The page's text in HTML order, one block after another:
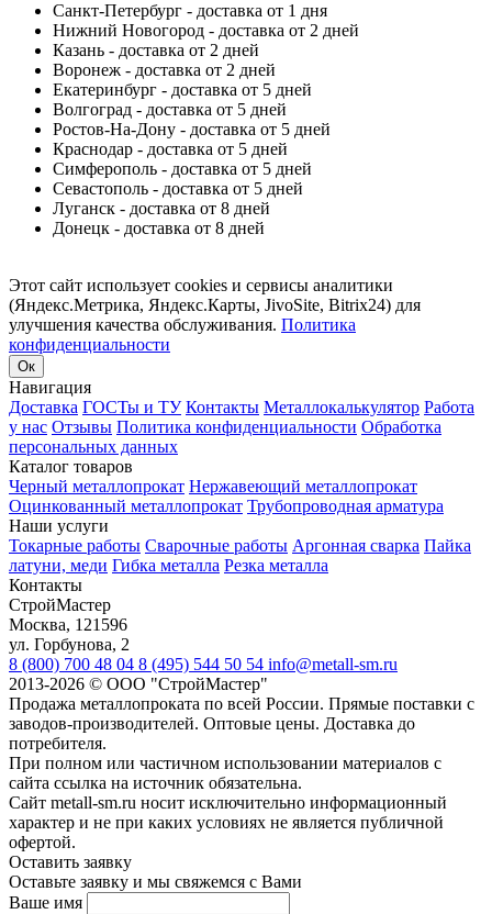
Санкт-Петербург - доставка от 1 дня
Нижний Новогород - доставка от 2 дней
Казань - доставка от 2 дней
Воронеж - доставка от 2 дней
Екатеринбург - доставка от 5 дней
Волгоград - доставка от 5 дней
Ростов-На-Дону - доставка от 5 дней
Краснодар - доставка от 5 дней
Симферополь - доставка от 5 дней
Севастополь - доставка от 5 дней
Луганск - доставка от 8 дней
Донецк - доставка от 8 дней
Этот сайт использует cookies и сервисы аналитики
(Яндекс.Метрика, Яндекс.Карты, JivoSite, Bitrix24) для
улучшения качества обслуживания. Политика
конфиденциальности
Ок
Навигация
Доставка ГОСТы и ТУ Контакты Металлокалькулятор Работа
у нас Отзывы Политика конфиденциальности Обработка
персональных данных
Каталог товаров
Черный металлопрокат Нержавеющий металлопрокат
Оцинкованный металлопрокат Трубопроводная арматура
Наши услуги
Токарные работы Сварочные работы Аргонная сварка Пайка
латуни, меди Гибка металла Резка металла
Контакты
СтройМастер
Москва, 121596
ул. Горбунова, 2
8 (800) 700 48 04 8 (495) 544 50 54 info@metall-sm.ru
2013-2026 © ООО "СтройМастер"
Продажа металлопроката по всей России. Прямые поставки с
заводов-производителей. Оптовые цены. Доставка до
потребителя.
При полном или частичном использовании материалов с
сайта ссылка на источник обязательна.
Сайт metall-sm.ru носит исключительно информационный
характер и не при каких условиях не является публичной
офертой.
Оставить заявку
Оставьте заявку и мы свяжемся с Вами
Ваше имя